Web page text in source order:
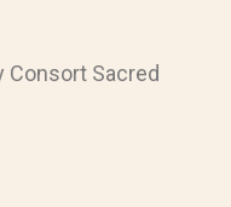
Consort Sacred